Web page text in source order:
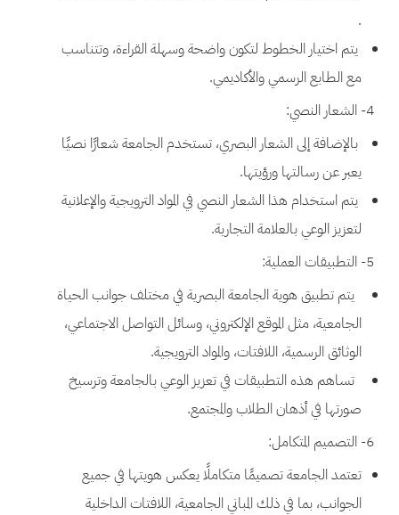
.
يتم اختيار الخطوط لتكون واضحة وسهلة القراءة، وتتناسب
مع الطابع الرسمي والأكاديمي.
4- الشعار النصي:
بالإضافة إلى الشعار البصري، تستخدم الجامعة شعارًا نصيًا
يعبر عن رسالتها ورؤيتها.
يتم استخدام هذا الشعار النصي في المواد الترويجية والإعلانية
لتعزيز الوعي بالعلامة التجارية.
5- التطبيقات العملية:
يتم تطبيق هوية الجامعة البصرية في مختلف جوانب الحياة
الجامعية، مثل الموقع الإلكتروني، وسائل التواصل الاجتماعي،
الوثائق الرسمية، اللافتات، والمواد الترويجية.
تساهم هذه التطبيقات في تعزيز الوعي بالجامعة وترسيخ
صورتها في أذهان الطلاب والمجتمع.
6- التصميم المتكامل:
تعتمد الجامعة تصميمًا متكاملًا يعكس هويتها في جميع
الجوانب، بما في ذلك المباني الجامعية، اللافتات الداخلية